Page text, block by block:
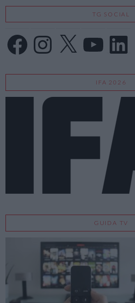
TG SOCIAL
FacebookInstagram
X YouTube LinkedIn
IFA 2026
GUIDA TV